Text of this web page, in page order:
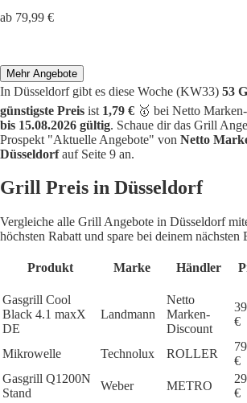
ab 79,99 €
Mehr Angebote
In Düsseldorf gibt es diese Woche (KW33) 53
günstigste Preis ist 1,79 € 🥇 bei Netto
bis 15.08.2026 gültig. Schaue dir das Grill
Prospekt "Aktuelle Angebote" von Netto
Düsseldorfauf Seite 9 an.
Grill Preis in Düsseldorf
Vergleiche alle Grill Angebote in Düsseldorf
höchsten Rabatt und spare bei deinem nächsten
Produkt Marke Händler
Gasgrill Cool
Black 4.1 maxX
DE
Landmann
Netto
Marken-
Discount
€
Mikrowelle Technolux ROLLER
€
Gasgrill Q1200N
Stand
Weber METRO
€